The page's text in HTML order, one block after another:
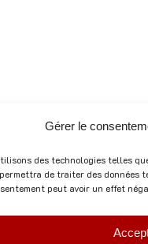
Gérer le
des technologies telles
de traiter des données
peut avoir un effet